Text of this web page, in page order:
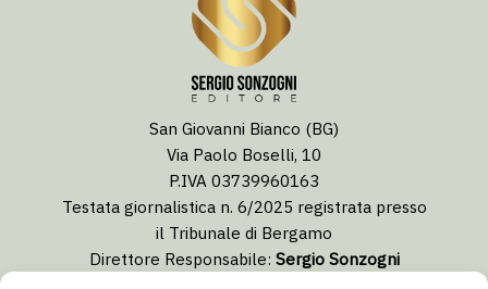
San Giovanni Bianco (BG)
Via Paolo Boselli, 10
P.IVA 03739960163
Testata giornalistica n. 6/2025 registrata presso
il Tribunale di Bergamo
Direttore Responsabile: Sergio Sonzogni